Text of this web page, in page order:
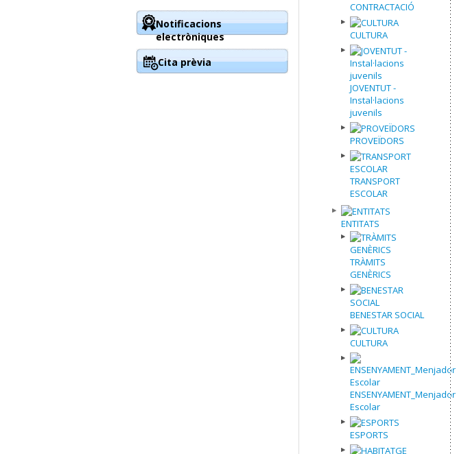
CONTRACTACIÓ
CULTURA
JOVENTUT -
Instal·lacions
juvenils
PROVEÏDORS
TRANSPORT
ESCOLAR
ENTITATS
TRÀMITS
GENÈRICS
BENESTAR SOCIAL
CULTURA
ENSENYAMENT_Menjador
Escolar
ESPORTS
Notificacions
electròniques
Cita prèvia